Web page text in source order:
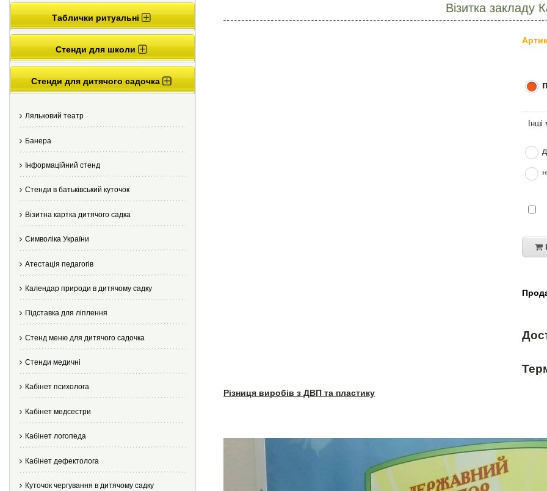
Таблички ритуальні
Стенди для школи
Стенди для дитячого садочка
Ляльковий театр
Банера
Інформаційний стенд
Стенди в батьківський куточок
Візитна картка дитячого садка
Cимволіка України
Атестація педагогів
Календар природи в дитячому садку
Підставка для ліплення
Стенд меню для дитячого садочка
Стенди медичні
Кабінет психолога
Кабінет медсестри
Кабінет логопеда
Кабінет дефектолога
Куточок чергування в дитячому садку
Візитка закладу
Різниця виробів з ДВП та пластику